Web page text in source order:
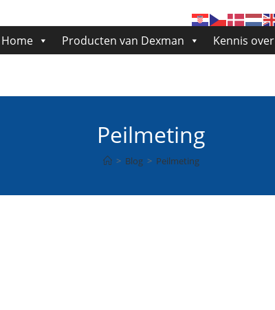
Home Producten van Dexman Kennis over
Peilmeting
> Blog > Peilmeting